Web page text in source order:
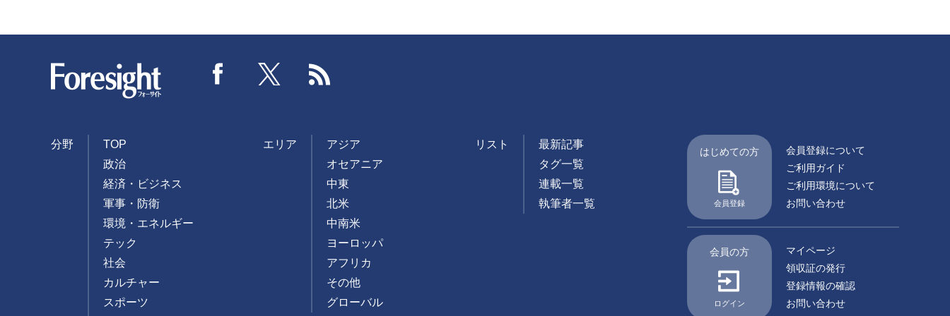
Facebook Twitter
分野
TOP
政治
経済・ビジネス
軍事・防衛
環境・エネルギー
テック
社会
カルチャー
スポーツ
エリア
アジア
オセアニア
中東
北米
中南米
ヨーロッパ
アフリカ
その他
グローバル
リスト
最新記事
タグ一覧
連載一覧
執筆者一覧
はじめての方
会員登録
会員登録について
ご利用ガイド
ご利用環境について
お問い合わせ
会員の方
ログイン
マイページ
領収証の発行
登録情報の確認
お問い合わせ